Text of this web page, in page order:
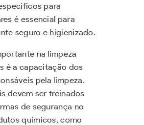
para
é essencial para
seguro e higienizado.
na limpeza
é a capacitação dos
pela limpeza.
devem ser treinados
de segurança no
químicos, como